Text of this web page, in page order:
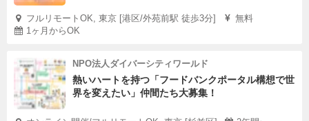
フルリモートOK, 東京 [港区/外苑前駅 徒歩3分]
無料
1ヶ月からOK
NPO法人ダイバーシティワールド
熱いハートを持つ「フードバンクポータル構想で世
界を変えたい」仲間たち大募集！